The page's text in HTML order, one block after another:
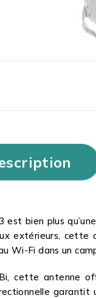
est bien plus
extérieurs,
Wi-Fi dans un
cette antenne